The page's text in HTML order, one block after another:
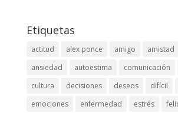
Etiquetas
actitud alex ponce amigo amistad
ansiedad
autoestima comunicación
cultura
decisiones deseos difícil
emociones
enfermedad estrés